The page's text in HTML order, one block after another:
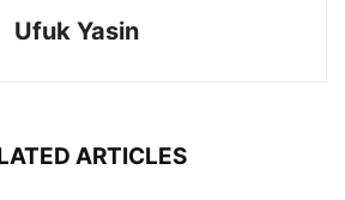
Ufuk Yasin
ARTICLES